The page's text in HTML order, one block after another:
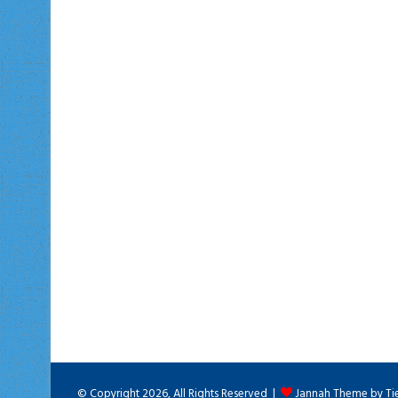
© Copyright 2026, All Rights Reserved | Jannah Theme by